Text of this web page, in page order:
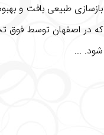
بازسازی طبیعی بافت و
که در اصفهان توسط فوق
شود. ...